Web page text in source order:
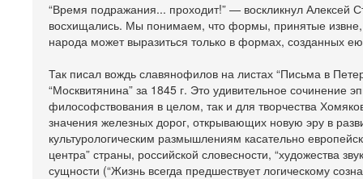
“Время подражания... проходит!” — воскликнул Алексей
восхищались. Мы понимаем, что формы, принятые извне,
народа может выразиться только в формах, созданных
Так писал вождь славянофилов на листах “Письма в
“Москвитянина” за 1845 г. Это удивительное сочинение
философствования в целом, так и для творчества
значения железных дорог, открывающих новую эру в
культурологическим размышлениям касательно
центра” страны, российской словесности, “художества
сущности (“Жизнь всегда предшествует логическому